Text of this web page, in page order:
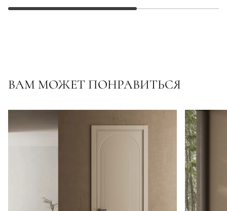
ВАМ МОЖЕТ ПОНРАВИТЬСЯ